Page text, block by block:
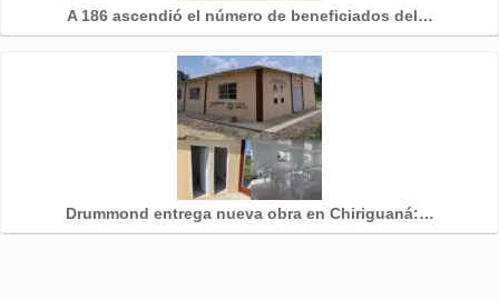
A 186 ascendió el número de beneficiados del…
Drummond entrega nueva obra en Chiriguaná:…